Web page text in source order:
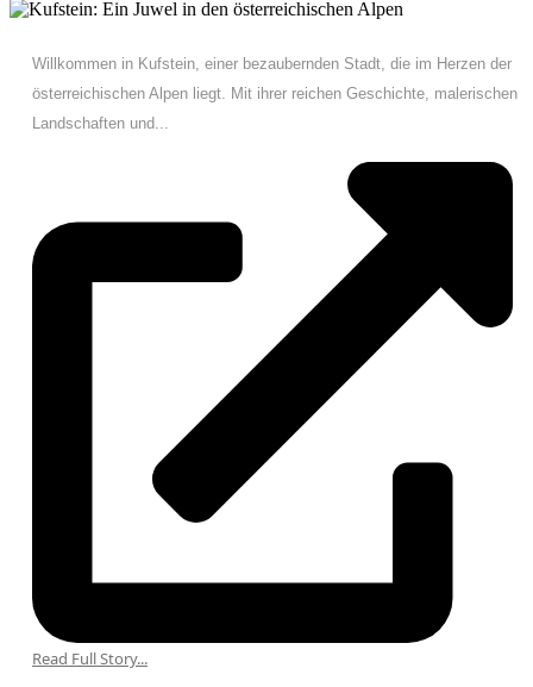
Willkommen in Kufstein, einer bezaubernden Stadt, die im Herzen der
österreichischen Alpen liegt. Mit ihrer reichen Geschichte, malerischen
Landschaften und...
Read Full Story...